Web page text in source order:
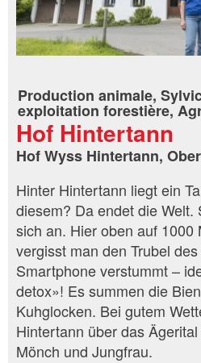
Production animale,
exploitation forestière,
Hof Hintertann
Hof Wyss Hintertann,
Hinter Hintertann liegt ein
diesem? Da endet die
sich an. Hier oben auf 1000
vergisst man den Trubel
Smartphone verstummt –
detox»! Es summen die
Kuhglocken. Bei gutem
Hintertann über das
Mönch und Jungfrau.